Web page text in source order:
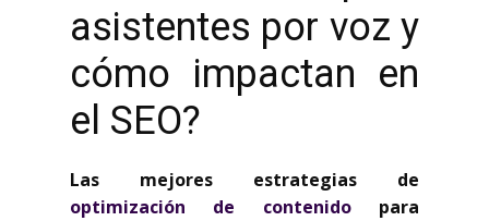
asistentes por voz y
cómo impactan en
el SEO?
Las mejores estrategias de
optimización de contenidopara